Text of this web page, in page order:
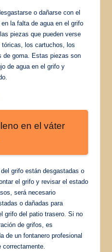
o dañarse con el
la falta de agua en el grifo
piezas que pueden verse
los cartuchos, los
goma. Estas piezas son
de agua en el grifo y
en el váter
grifo están desgastadas o
el grifo y revisar el estado
será necesario
o dañadas para
grifo del patio trasero. Si no
de grifos, es
de un fontanero profesional